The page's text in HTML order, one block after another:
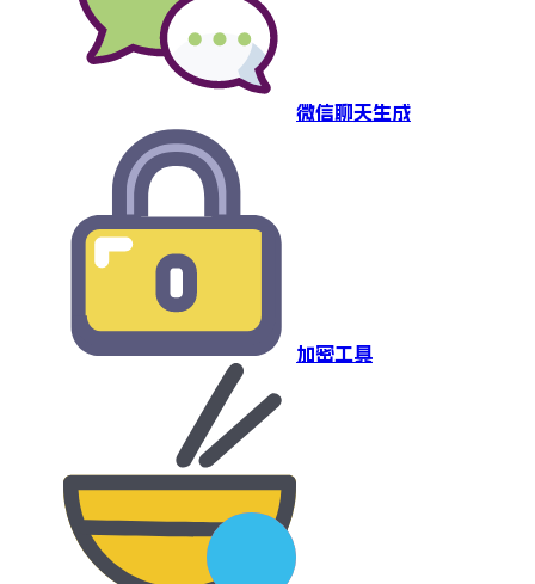
微信聊天生成
加密工具